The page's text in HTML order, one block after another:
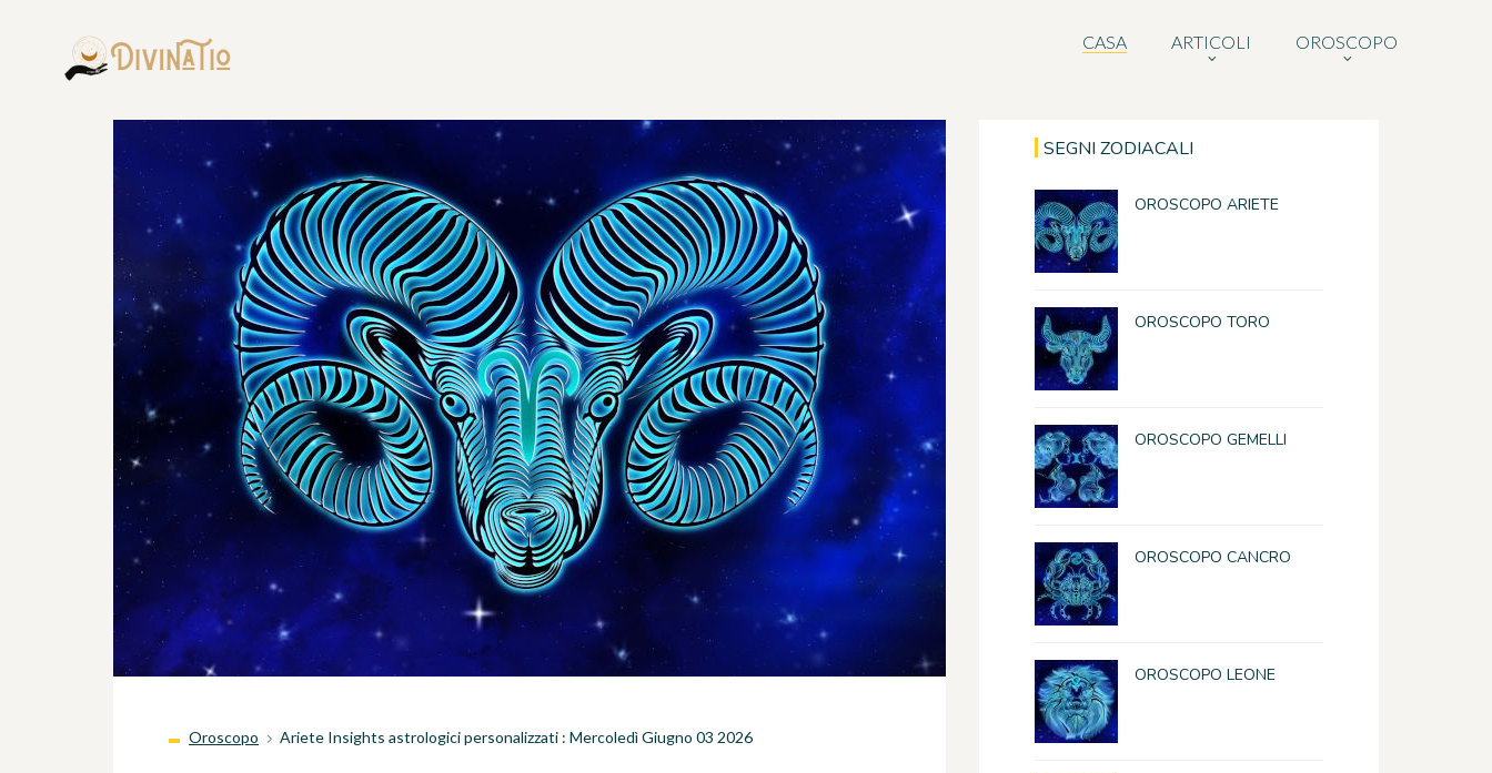
CASA ARTICOLI OROSCOPO
Oroscopo Ariete Insights astrologici personalizzati : Mercoledì Giugno 03 2026
SEGNI ZODIACALI
OROSCOPO ARIETE
OROSCOPO TORO
OROSCOPO GEMELLI
OROSCOPO CANCRO
OROSCOPO LEONE